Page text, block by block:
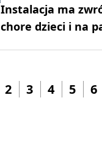
Instalacja ma
chore dzieci i na
2 3 4 5 6